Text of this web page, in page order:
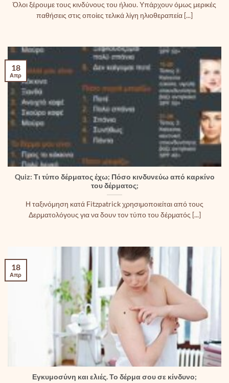
Όλοι ξέρουμε τους κινδύνους του ήλιου. Υπάρχουν όμως μερικές
παθήσεις στις οποίες τελικά λίγη ηλιοθεραπεία [...]
Quiz: Τι τύπο δέρματος έχω; Πόσο κινδυνεύω από καρκίνο
του δέρματος;
Η ταξινόμηση κατά Fitzpatrick χρησιμοποιείται από τους
Δερματολόγους για να δουν τον τύπο του δέρματός [...]
18
Απρ
Εγκυμοσύνη και ελιές. Το δέρμα σου σε κίνδυνο;
18
Απρ